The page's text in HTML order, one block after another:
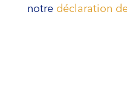
notre déclaration